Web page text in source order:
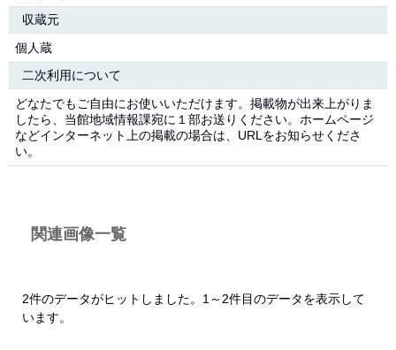
収蔵元
個人蔵
二次利用について
どなたでもご自由にお使いいただけます。掲載物が出来上がりま
したら、当館地域情報課宛に１部お送りください。ホームページ
などインターネット上の掲載の場合は、URLをお知らせくださ
い。
関連画像一覧
2件のデータがヒットしました。1～2件目のデータを表示して
います。